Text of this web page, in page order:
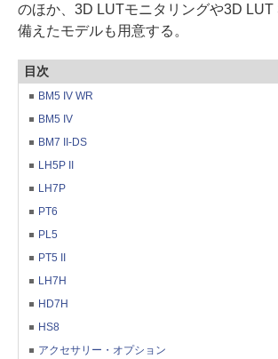
のほか、3D LUTモニタリングや3D LUT
備えたモデルも用意する。
目次
BM5 IV WR
BM5 IV
BM7 II-DS
LH5P II
LH7P
PT6
PL5
PT5 II
LH7H
HD7H
HS8
アクセサリー・オプション